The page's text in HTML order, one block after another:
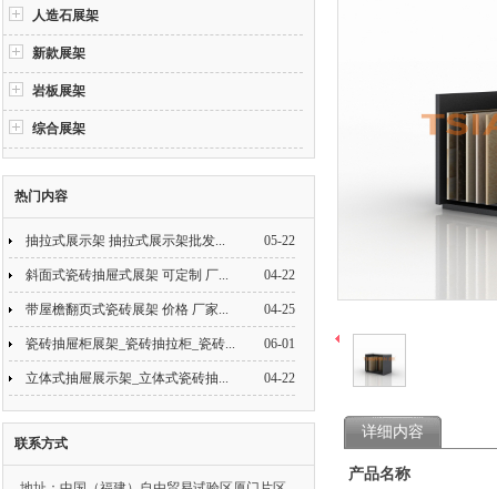
人造石展架
新款展架
岩板展架
综合展架
热门内容
抽拉式展示架 抽拉式展示架批发... 05-22
斜面式瓷砖抽屉式展架 可定制 厂... 04-22
带屋檐翻页式瓷砖展架 价格 厂家... 04-25
瓷砖抽屉柜展架_瓷砖抽拉柜_瓷砖... 06-01
立体式抽屉展示架_立体式瓷砖抽... 04-22
联系方式
详细内容
产品名称